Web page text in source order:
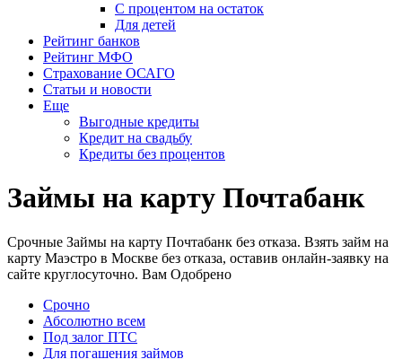
С процентом на остаток
Для детей
Рейтинг банков
Рейтинг МФО
Страхование ОСАГО
Статьи и новости
Еще
Выгодные кредиты
Кредит на свадьбу
Кредиты без процентов
Займы на карту Почтабанк
Срочные Займы на карту Почтабанк без отказа. Взять займ на
карту Маэстро в Москве без отказа, оставив онлайн-заявку на
сайте круглосуточно. Вам Одобрено
Срочно
Абсолютно всем
Под залог ПТС
Для погашения займов